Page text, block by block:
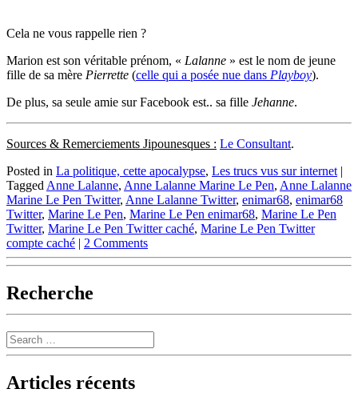
Cela ne vous rappelle rien ?
Marion est son véritable prénom, « Lalanne » est le nom de jeune
fille de sa mère Pierrette (celle qui a posée nue dans Playboy).
De plus, sa seule amie sur Facebook est.. sa fille Jehanne.
Sources & Remerciements Jipounesques : Le Consultant.
Posted in La politique, cette apocalypse, Les trucs vus sur internet |
Tagged Anne Lalanne, Anne Lalanne Marine Le Pen, Anne Lalanne
Marine Le Pen Twitter, Anne Lalanne Twitter, enimar68, enimar68
Twitter, Marine Le Pen, Marine Le Pen enimar68, Marine Le Pen
Twitter, Marine Le Pen Twitter caché, Marine Le Pen Twitter
compte caché | 2 Comments
Recherche
Search
Articles récents